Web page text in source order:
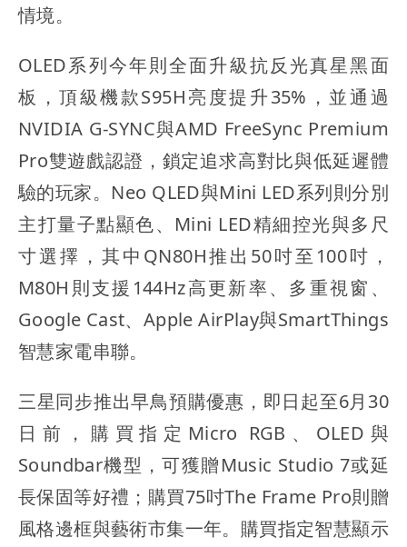
情境。
OLED系列今年則全面升級抗反光真星黑面
板，頂級機款S95H亮度提升35%，並通過
NVIDIA G-SYNC與AMD FreeSync Premium
Pro雙遊戲認證，鎖定追求高對比與低延遲體
驗的玩家。Neo QLED與Mini LED系列則分別
主打量子點顯色、Mini LED精細控光與多尺
寸選擇，其中QN80H推出50吋至100吋，
M80H則支援144Hz高更新率、多重視窗、
Google Cast、Apple AirPlay與SmartThings
智慧家電串聯。
三星同步推出早鳥預購優惠，即日起至6月30
日前，購買指定Micro RGB、OLED與
Soundbar機型，可獲贈Music Studio 7或延
長保固等好禮；購買75吋The Frame Pro則贈
風格邊框與藝術市集一年。購買指定智慧顯示